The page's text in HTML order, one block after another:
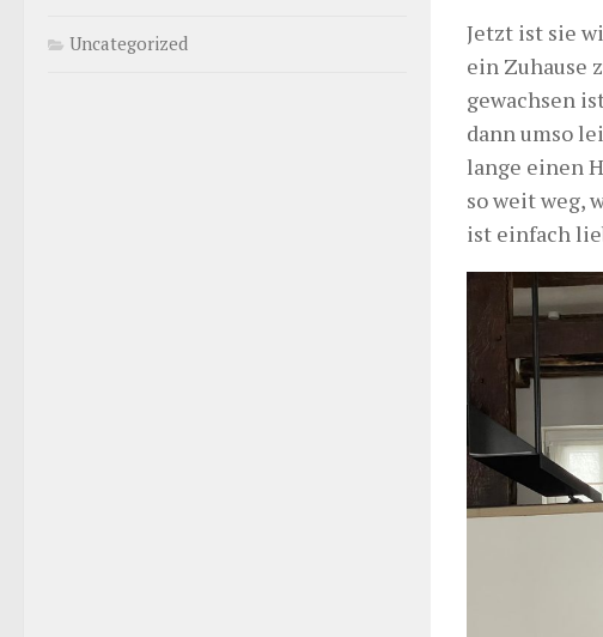
Jetzt ist sie
ein Zuhause
gewachsen
dann umso
lange einen
so weit weg,
ist einfach
Uncategorized